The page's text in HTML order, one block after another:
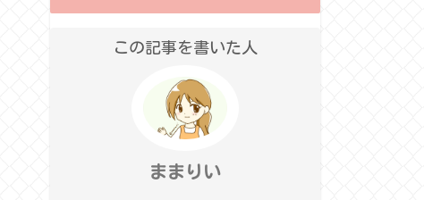
この記事を書いた人
ままりい